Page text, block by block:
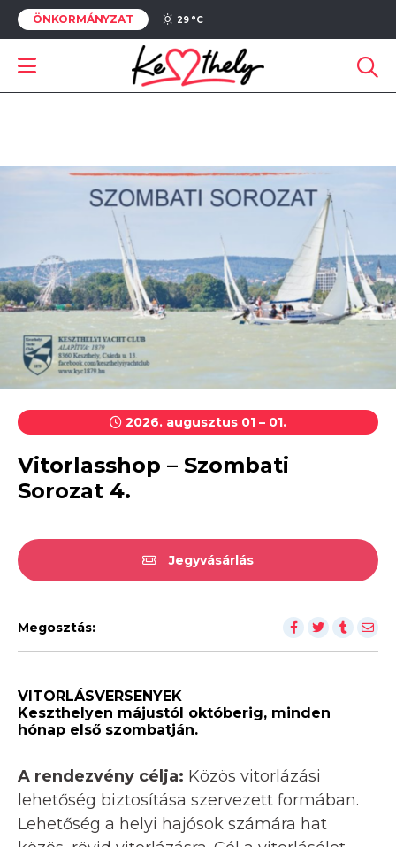
ÖNKORMÁNYZAT 29 °C
2026. augusztus 01 – 01.
Vitorlasshop – Szombati
Sorozat 4.
Jegyvásárlás
Megosztás:
VITORLÁSVERSENYEK
Keszthelyen májustól októberig, minden
hónap első szombatján.
A rendezvény célja: Közös vitorlázási
lehetőség biztosítása szervezett formában.
Lehetőség a helyi hajósok számára hat